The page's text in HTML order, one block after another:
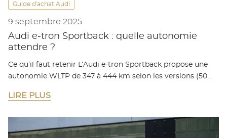
Guide d'achat Audi
9 septembre 2025
Audi e-tron Sportback : quelle autonomie
attendre ?
Ce qu’il faut retenir L’Audi e-tron Sportback propose une
autonomie WLTP de 347 à 444 km selon les versions (50…
LIRE PLUS